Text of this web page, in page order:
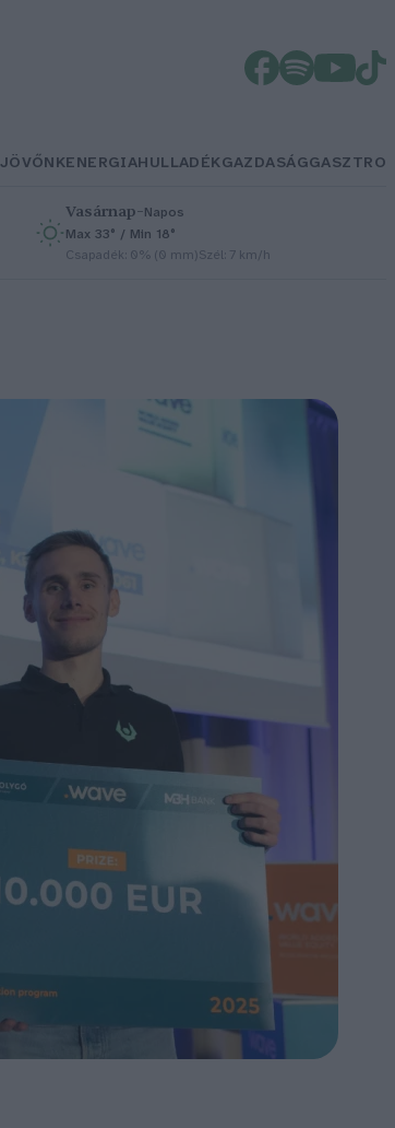
JÖVŐNKENERGIAHULLADÉKGAZDASÁGGASZTRO
Vasárnap–Napos
Max 33° / Min 18°
Csapadék: 0% (0 mm)Szél: 7 km/h